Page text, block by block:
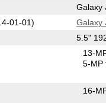
Galaxy
01-01) Galaxy
5.5"
13-
5-MP
16-